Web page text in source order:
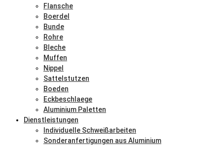
Flansche
Boerdel
Bunde
Rohre
Bleche
Muffen
Nippel
Sattelstutzen
Boeden
Eckbeschlaege
Aluminium Paletten
Dienstleistungen
Individuelle Schweißarbeiten
Sonderanfertigungen aus Aluminium